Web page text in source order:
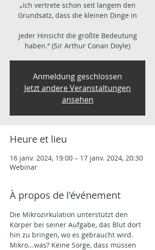
„Ich vertrete schon seit langem den
Grundsatz, dass die kleinen Dinge in
jeder Hinsicht die größte Bedeutung
haben.“ (Sir Arthur Conan Doyle)
Anmeldung geschlossen
Jetzt andere Veranstaltungen
ansehen
Heure et lieu
16 janv. 2024, 19:00 – 17 janv. 2024, 20:30
Webinar
À propos de l'événement
Die Mikrozirkulation unterstützt den
Körper bei seiner Aufgabe, das Blut dort
hin zu bringen, wo es gebraucht wird.
Mikro...was? Keine Sorge, dass müssen